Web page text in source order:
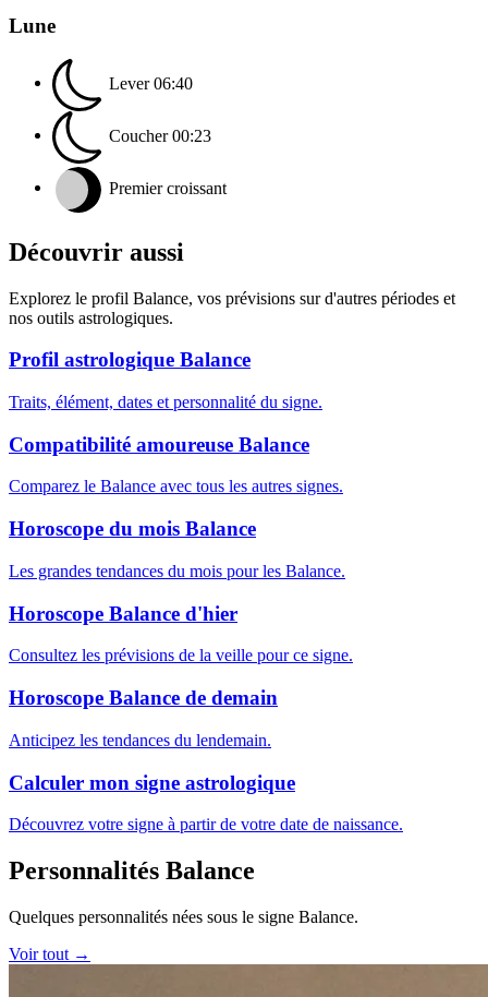
Lune
Lever 06:40
Coucher 00:23
Premier croissant
Découvrir aussi
Explorez le profil Balance, vos prévisions sur d'autres périodes et
nos outils astrologiques.
Profil astrologique Balance
Traits, élément, dates et personnalité du signe.
Compatibilité amoureuse Balance
Comparez le Balance avec tous les autres signes.
Horoscope du mois Balance
Les grandes tendances du mois pour les Balance.
Horoscope Balance d'hier
Consultez les prévisions de la veille pour ce signe.
Horoscope Balance de demain
Anticipez les tendances du lendemain.
Calculer mon signe astrologique
Découvrez votre signe à partir de votre date de naissance.
Personnalités Balance
Quelques personnalités nées sous le signe Balance.
Voir tout →